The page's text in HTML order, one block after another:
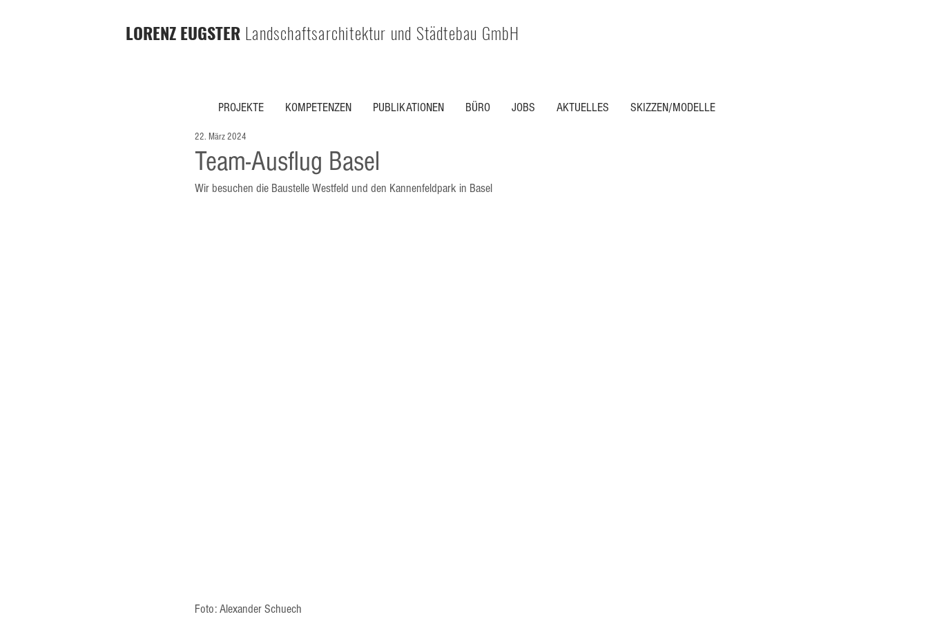
LORENZ EUGSTER Landschaftsarchitektur und Städtebau GmbH
PROJEKTE KOMPETENZEN PUBLIKATIONEN BÜRO JOBS AKTUELLES SKIZZEN/MODELLE
Team-Ausflug Basel
22. März 2024
Wir besuchen die Baustelle Westfeld und den Kannenfeldpark in Basel
Foto: Alexander Schuech